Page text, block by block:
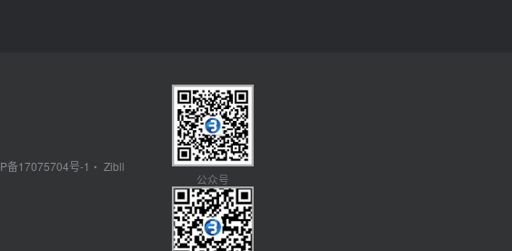
备17075704号-1 ・ Zibll
公众号